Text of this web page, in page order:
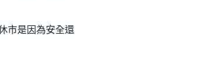
市是因為安全還